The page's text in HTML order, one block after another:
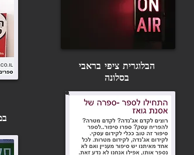
הבלוגרית ציפי בראבי
בסלונה